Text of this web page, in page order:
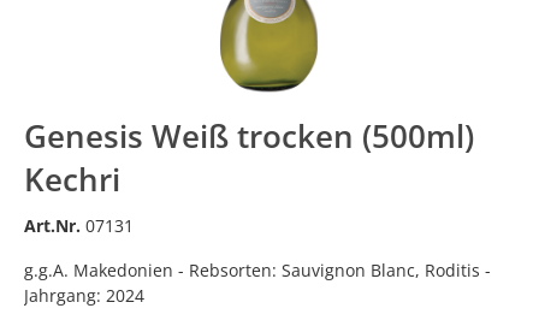
Genesis Weiß trocken (500ml)
Kechri
Art.Nr. 07131
g.g.A. Makedonien - Rebsorten: Sauvignon Blanc, Roditis -
Jahrgang: 2024